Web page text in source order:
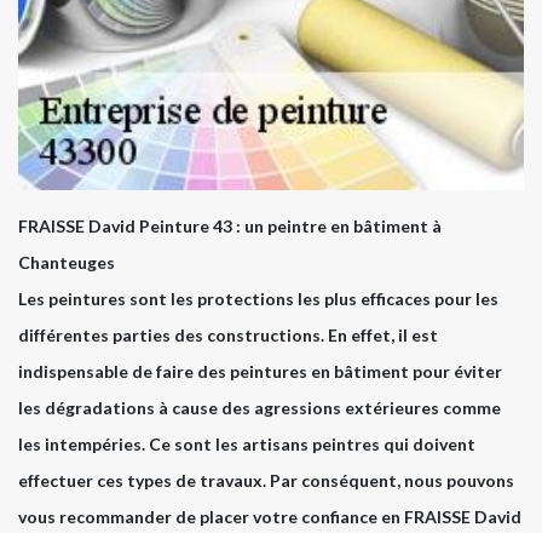
FRAISSE David Peinture 43 : un peintre en bâtiment à
Chanteuges
Les peintures sont les protections les plus efficaces pour les
différentes parties des constructions. En effet, il est
indispensable de faire des peintures en bâtiment pour éviter
les dégradations à cause des agressions extérieures comme
les intempéries. Ce sont les artisans peintres qui doivent
effectuer ces types de travaux. Par conséquent, nous pouvons
vous recommander de placer votre confiance en FRAISSE David